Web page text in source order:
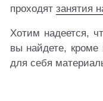
проходят занятия
Хотим надеется,
вы найдете,
для себя